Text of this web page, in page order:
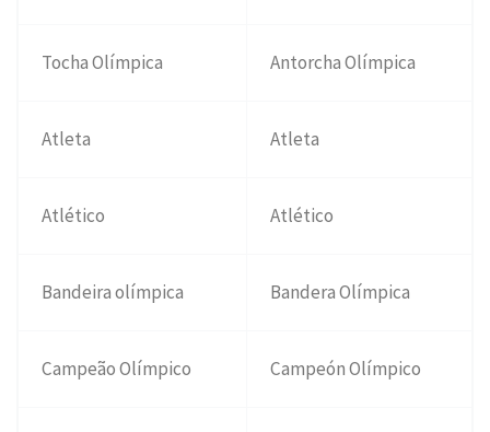
Tocha Olímpica Antorcha Olímpica
Atleta Atleta
Atlético Atlético
Bandeira olímpica Bandera Olímpica
Campeão Olímpico Campeón Olímpico